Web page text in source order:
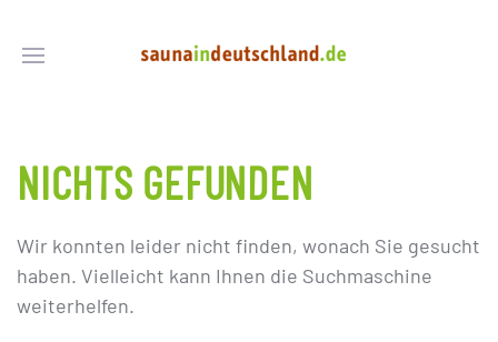
NICHTS GEFUNDEN
Wir konnten leider nicht finden, wonach Sie gesucht
haben. Vielleicht kann Ihnen die Suchmaschine
weiterhelfen.